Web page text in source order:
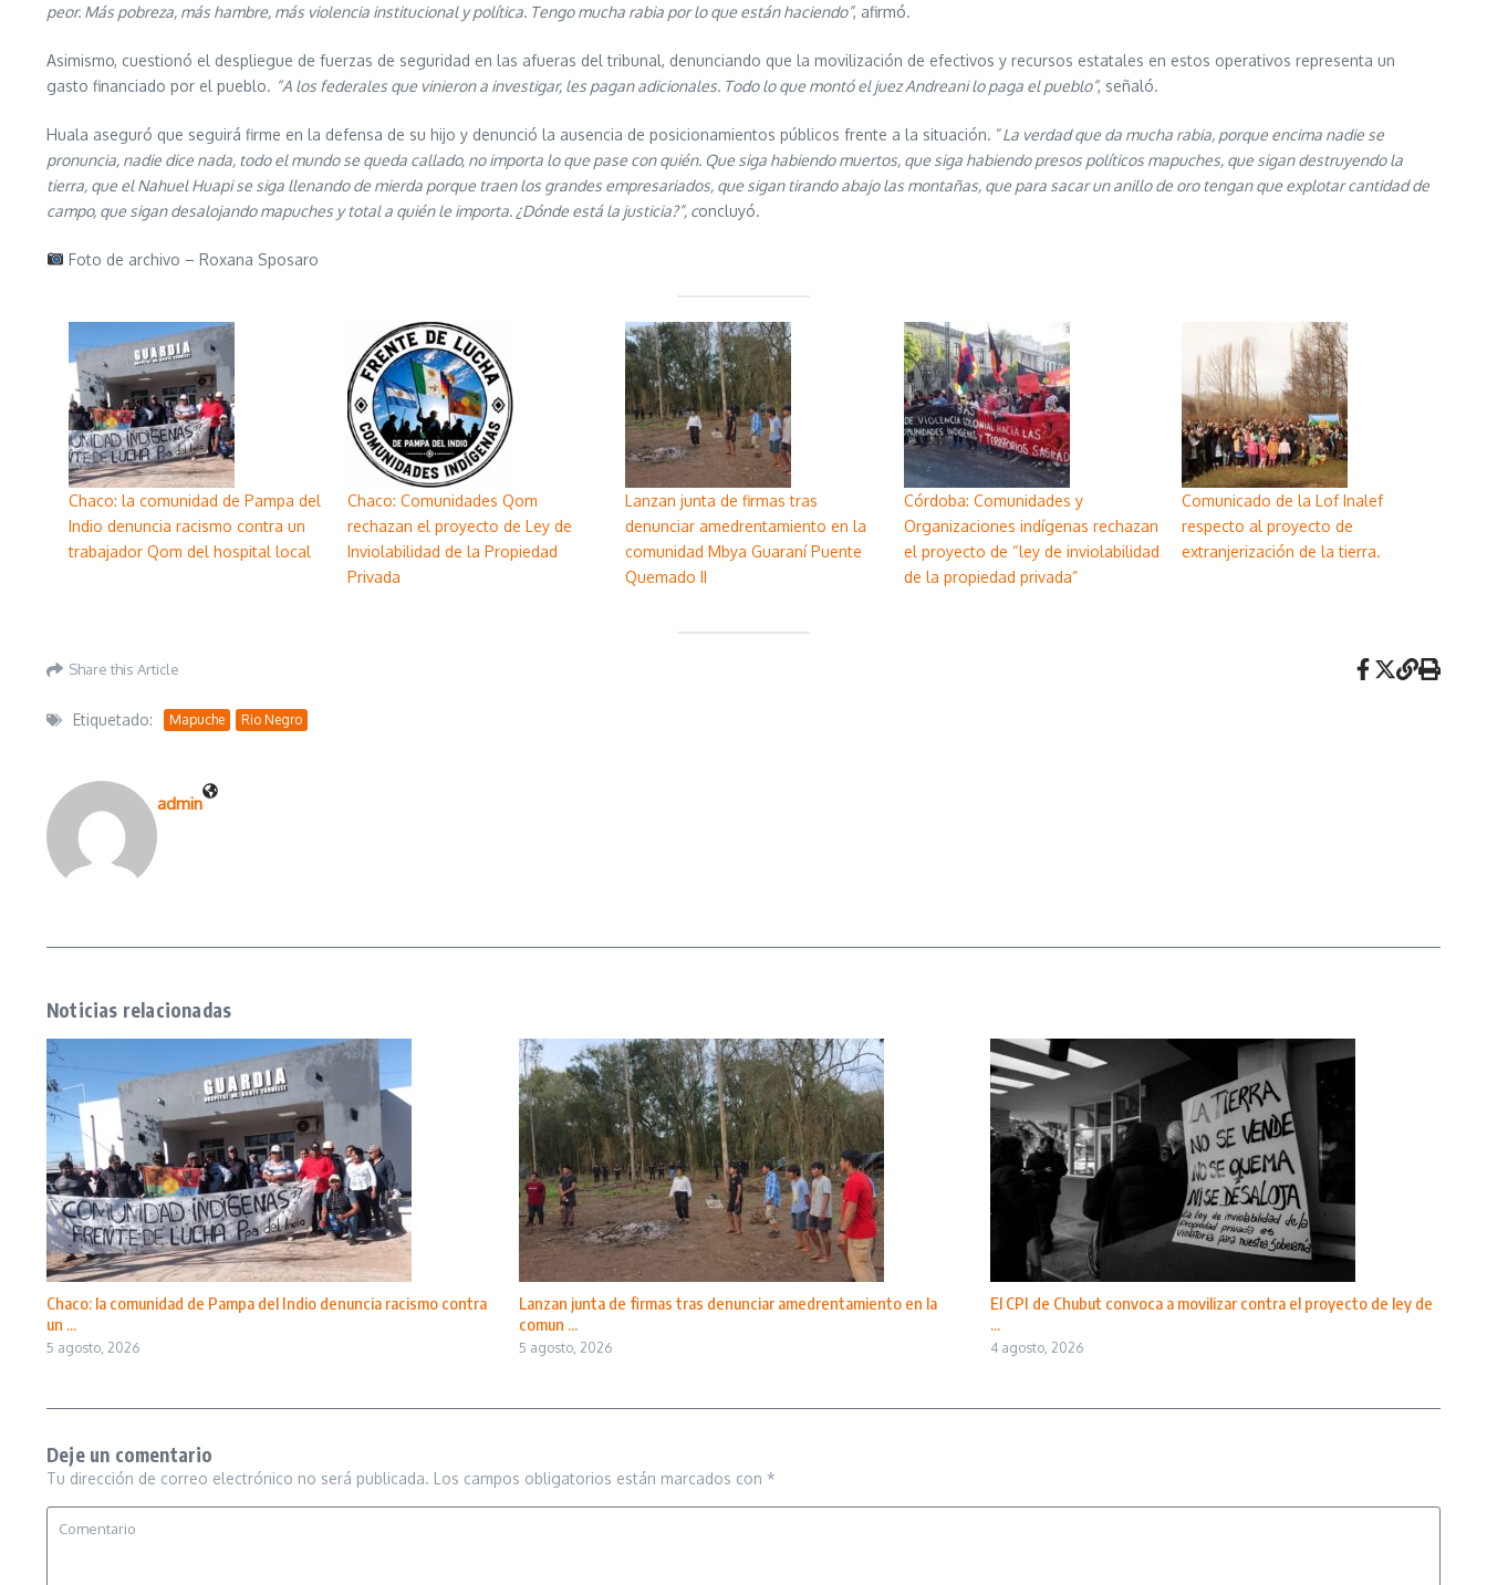
peor. Más pobreza, más hambre, más violencia institucional y política. Tengo mucha rabia por lo que están haciendo”, afirmó.
Asimismo, cuestionó el despliegue de fuerzas de seguridad en las afueras del tribunal, denunciando que la movilización de efectivos y recursos estatales en estos operativos representa un
gasto financiado por el pueblo. “A los federales que vinieron a investigar, les pagan adicionales. Todo lo que montó el juez Andreani lo paga el pueblo”, señaló.
Huala aseguró que seguirá firme en la defensa de su hijo y denunció la ausencia de posicionamientos públicos frente a la situación. “La verdad que da mucha rabia, porque encima nadie se
pronuncia, nadie dice nada, todo el mundo se queda callado, no importa lo que pase con quién. Que siga habiendo muertos, que siga habiendo presos políticos mapuches, que sigan destruyendo la
tierra, que el Nahuel Huapi se siga llenando de mierda porque traen los grandes empresariados, que sigan tirando abajo las montañas, que para sacar un anillo de oro tengan que explotar cantidad de
campo, que sigan desalojando mapuches y total a quién le importa. ¿Dónde está la justicia?”, concluyó.
Foto de archivo – Roxana Sposaro
Chaco: la comunidad de Pampa del
Indio denuncia racismo contra un
trabajador Qom del hospital local
Chaco: Comunidades Qom
rechazan el proyecto de Ley de
Inviolabilidad de la Propiedad
Privada
Lanzan junta de firmas tras
denunciar amedrentamiento en la
comunidad Mbya Guaraní Puente
Quemado II
Córdoba: Comunidades y
Organizaciones indígenas rechazan
el proyecto de “ley de inviolabilidad
de la propiedad privada”
Comunicado de la Lof Inalef
respecto al proyecto de
extranjerización de la tierra.
Share this Article
Etiquetado: Mapuche Rio Negro
admin
Noticias relacionadas
Chaco: la comunidad de Pampa del Indio denuncia racismo contra
un ...
5 agosto, 2026
Lanzan junta de firmas tras denunciar amedrentamiento en la
comun ...
5 agosto, 2026
El CPI de Chubut convoca a movilizar contra el proyecto de ley de
...
4 agosto, 2026
Deje un comentario
Tu dirección de correo electrónico no será publicada. Los campos obligatorios están marcados con *